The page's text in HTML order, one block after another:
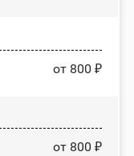
от 800 ₽
от 800 ₽